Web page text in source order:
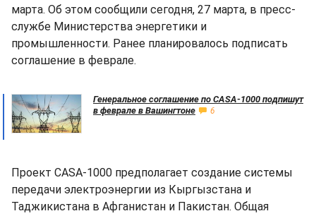
марта. Об этом сообщили сегодня, 27 марта, в пресс-
службе Министерства энергетики и
промышленности. Ранее планировалось подписать
соглашение в феврале.
Генеральное соглашение по CASA-1000 подпишут
в феврале в Вашингтоне
6
Проект CASA-1000 предполагает создание системы
передачи электроэнергии из Кыргызстана и
Таджикистана в Афганистан и Пакистан. Общая